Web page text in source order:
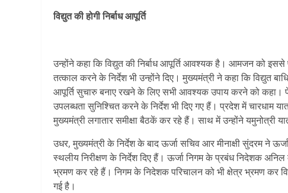
विद्युत की होगी निर्बाध आपूर्ति
उन्होंने कहा कि विद्युत की निर्बाध आपूर्ति आवश्यक है। आमजन को
तत्काल करने के निर्देश भी उन्होंने दिए। मुख्यमंत्री ने कहा कि विद्युत
आपूर्ति सुचारु बनाए रखने के लिए सभी आवश्यक उपाय करने को कहा।
उपलब्धता सुनिश्चित करने के निर्देश भी दिए गए हैं। प्रदेश में चारधाम
मुख्यमंत्री लगातार समीक्षा बैठकें कर रहे हैं। साथ में उन्होंने यमुनोत्री
उधर, मुख्यमंत्री के निर्देश के बाद ऊर्जा सचिव आर मीनाक्षी सुंदरम ने
स्थलीय निरीक्षण के निर्देश दिए हैं। ऊर्जा निगम के प्रबंध निदेशक अनिल
भ्रमण कर रहे हैं। निगम के निदेशक परिचालन को भी क्षेत्र भ्रमण कर
गई है।